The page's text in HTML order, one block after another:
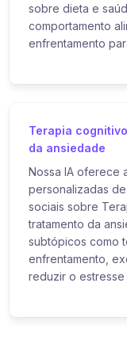
sobre dieta e
comportamento
enfrentamento
Terapia
da ansiedade
Nossa IA oferece
personalizadas
sociais sobre
tratamento da
subtópicos como
enfrentamento,
reduzir o estresse